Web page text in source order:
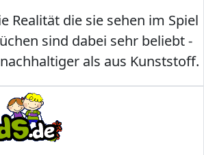
Realität die sie sehen im Spiel
sind dabei sehr beliebt -
als aus Kunststoff.